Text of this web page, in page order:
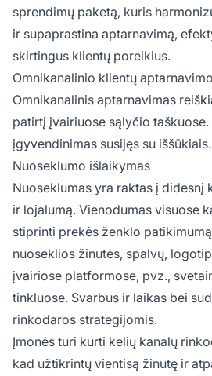
sprendimų paketą, kuris
ir supaprastina aptarnavimą,
skirtingus klientų poreikius.
Omnikanalinio klientų
Omnikanalinis aptarnavimas
patirtį įvairiuose sąlyčio
įgyvendinimas susijęs su iššūkiais.
Nuoseklumo išlaikymas
Nuoseklumas yra raktas į didesnį
ir lojalumą. Vienodumas visuose
stiprinti prekės ženklo
nuoseklios žinutės, spalvų,
įvairiose platformose, pvz.,
tinkluose. Svarbus ir laikas bei
rinkodaros strategijomis.
Įmonės turi kurti kelių kanalų
kad užtikrintų vientisą žinutę ir